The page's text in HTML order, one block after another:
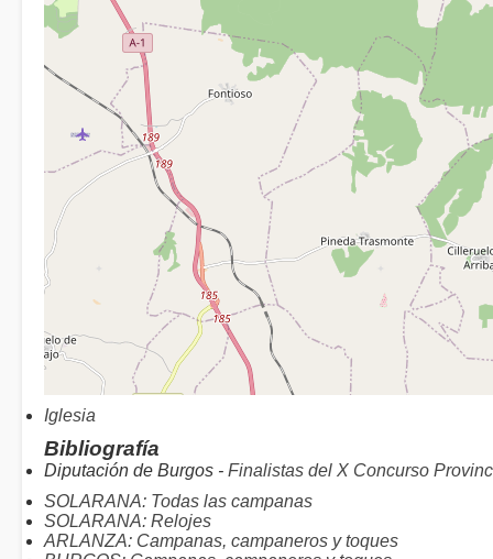
Iglesia
Bibliografía
Diputación de Burgos - Finalistas del X Concurso
SOLARANA: Todas las campanas
SOLARANA: Relojes
ARLANZA: Campanas, campaneros y toques